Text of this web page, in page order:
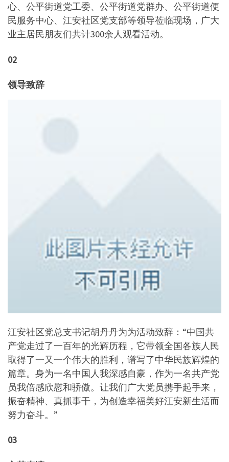
心、公平街道党工委、公平街道党群办、公平街道便
民服务中心、江安社区党支部等领导莅临现场，广大
业主居民朋友们共计300余人观看活动。
02
领导致辞
江安社区党总支书记胡丹丹为为活动致辞：“中国共
产党走过了一百年的光辉历程，它带领全国各族人民
取得了一又一个伟大的胜利，谱写了中华民族辉煌的
篇章。身为一名中国人我深感自豪，作为一名共产党
员我倍感欣慰和骄傲。让我们广大党员携手起手来，
振奋精神、真抓事干，为创造幸福美好江安新生活而
努力奋斗。”
03